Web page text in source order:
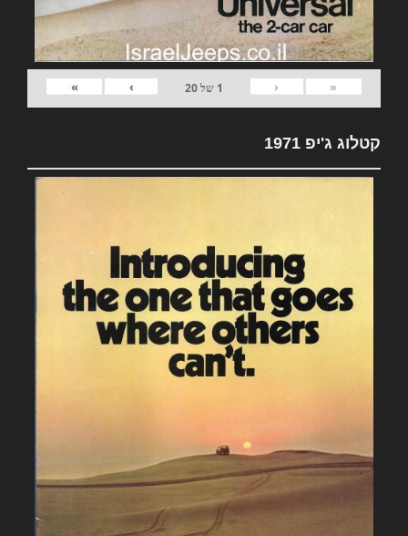
«
‹
1 של20
›
»
קטלוג ג'יפ 1971